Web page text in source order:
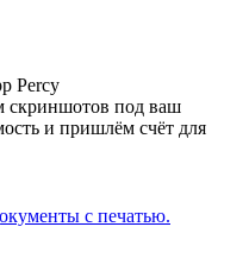
Percy
скриншотов под ваш
и пришлём счёт для
с печатью.